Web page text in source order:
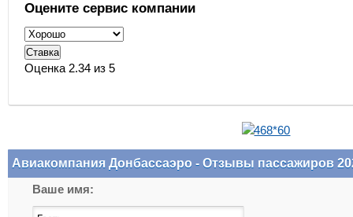
Оцените сервис компании
Оценка 2.34 из 5
Авиакомпания Донбассаэро - Отзывы пассажиров
Ваше имя: